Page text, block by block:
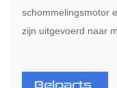
schommelingsmotor
zijn uitgevoerd naar